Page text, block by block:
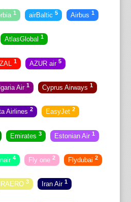
1 airBaltic 5 Airbus 1
AtlasGlobal 1
1 AZUR air 5
Air 1 Cyprus Airways 1
Airlines 2 EasyJet 2
Emirates 3 Estonian Air 1
4 Fly one 2 Flydubai 2
IRAERO 3 Iran Air 1